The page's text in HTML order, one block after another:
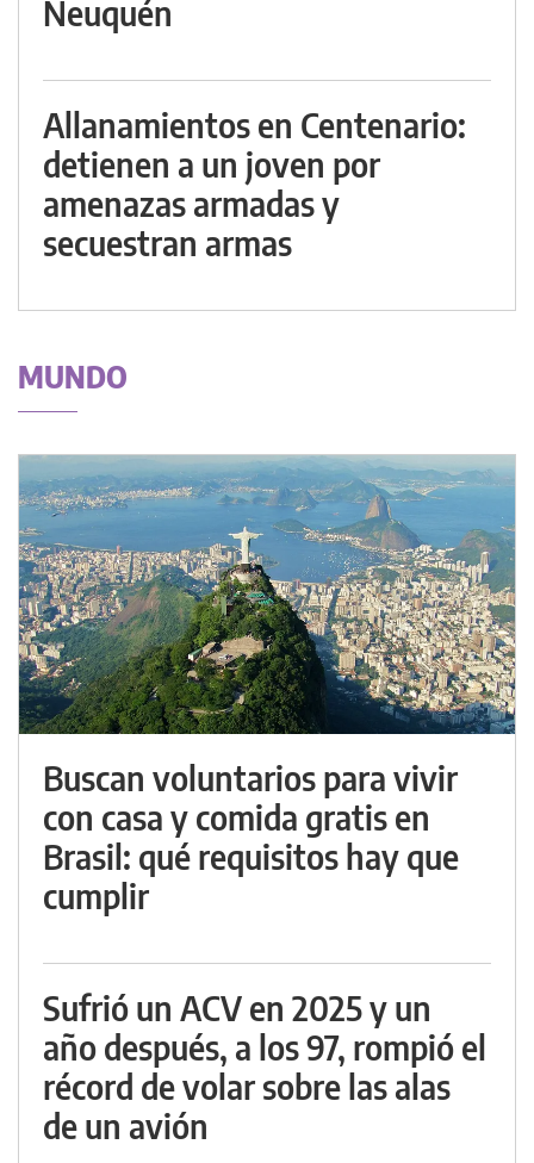
Neuquén
Allanamientos en Centenario:
detienen a un joven por
amenazas armadas y
secuestran armas
MUNDO
Buscan voluntarios para vivir
con casa y comida gratis en
Brasil: qué requisitos hay que
cumplir
Sufrió un ACV en 2025 y un
año después, a los 97, rompió el
récord de volar sobre las alas
de un avión